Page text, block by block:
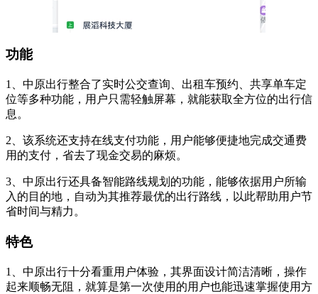
功能
1、中原出行整合了实时公交查询、出租车预约、共享单车定
位等多种功能，用户只需轻触屏幕，就能获取全方位的出行信
息。
2、该系统还支持在线支付功能，用户能够便捷地完成交通费
用的支付，省去了现金交易的麻烦。
3、中原出行还具备智能路线规划的功能，能够依据用户所输
入的目的地，自动为其推荐最优的出行路线，以此帮助用户节
省时间与精力。
特色
1、中原出行十分看重用户体验，其界面设计简洁清晰，操作
起来顺畅无阻，就算是第一次使用的用户也能迅速掌握使用方